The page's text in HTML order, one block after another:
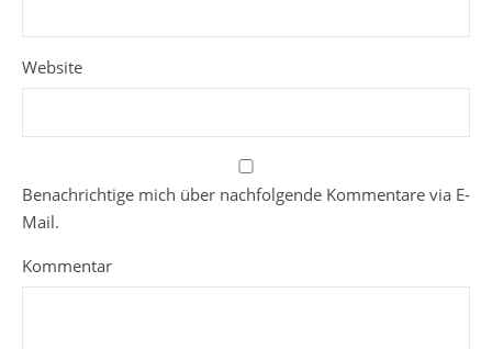
Website
Benachrichtige mich über nachfolgende Kommentare via E-
Mail.
Kommentar